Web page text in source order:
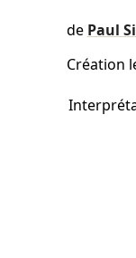
de Paul
Création